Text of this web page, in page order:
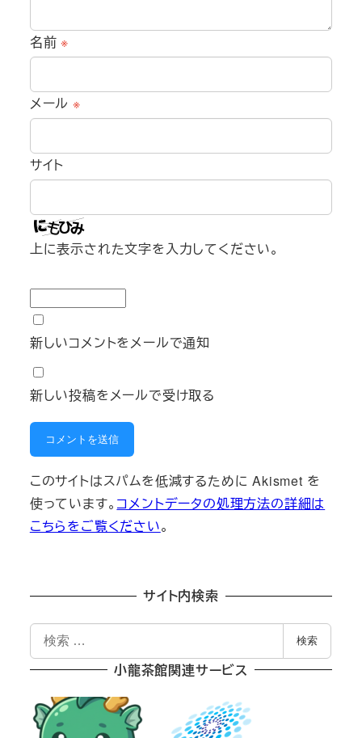
名前※
メール ※
サイト
上に表示された文字を入力してください。
新しいコメントをメールで通知
新しい投稿をメールで受け取る
このサイトはスパムを低減するために Akismet を
使っています。 コメントデータの処理方法の詳細は
こちらをご覧ください。
サイト内検索
検
索
検索
小龍茶館関連サービス